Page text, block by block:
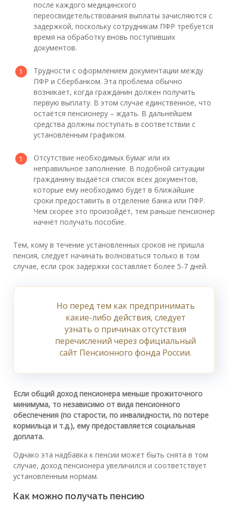
после каждого медицинского
переосвидетельствования выплаты зачисляются с
задержкой, поскольку сотрудникам ПФР требуется
время на обработку вновь поступивших
документов.
Трудности с оформлением документации между
ПФР и Сбербанком. Эта проблема обычно
возникает, когда гражданин должен получить
первую выплату. В этом случае единственное, что
остаётся пенсионеру – ждать. В дальнейшем
средства должны поступать в соответствии с
установленным графиком.
Отсутствие необходимых бумаг или их
неправильное заполнение. В подобной ситуации
гражданину выдаётся список всех документов,
которые ему необходимо будет в ближайшие
сроки предоставить в отделение банка или ПФР.
Чем скорее это произойдёт, тем раньше пенсионер
начнёт получать пособие.
Тем, кому в течение установленных сроков не пришла
пенсия, следует начинать волноваться только в том
случае, если срок задержки составляет более 5-7 дней.
Но перед тем как предпринимать
какие-либо действия, следует
узнать о причинах отсутствия
перечислений через официальный
сайт Пенсионного фонда России.
Если общий доход пенсионера меньше прожиточного
минимума, то независимо от вида пенсионного
обеспечения (по старости, по инвалидности, по потере
кормильца и т.д.), ему предоставляется социальная
доплата.
Однако эта надбавка к пенсии может быть снята в том
случае, доход пенсионера увеличился и соответствует
установленным нормам.
Как можно получать пенсию